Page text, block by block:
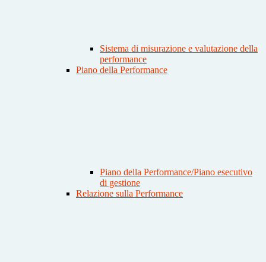
Sistema di misurazione e valutazione della
performance
Piano della Performance
Piano della Performance/Piano esecutivo
di gestione
Relazione sulla Performance